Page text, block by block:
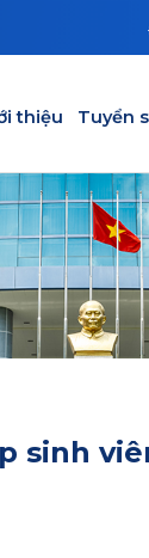
thiệu Tuyển
sinh